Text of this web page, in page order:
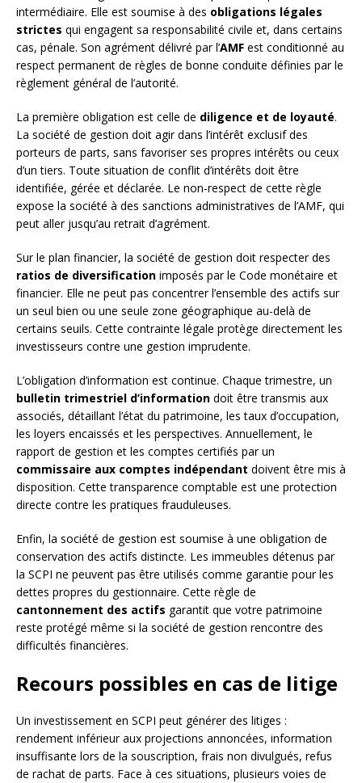
intermédiaire. Elle est soumise à des obligations légales
strictes qui engagent sa responsabilité civile et, dans certains
cas, pénale. Son agrément délivré par l’AMF est conditionné au
respect permanent de règles de bonne conduite définies par le
règlement général de l’autorité.
La première obligation est celle de diligence et de loyauté.
La société de gestion doit agir dans l’intérêt exclusif des
porteurs de parts, sans favoriser ses propres intérêts ou ceux
d’un tiers. Toute situation de conflit d’intérêts doit être
identifiée, gérée et déclarée. Le non-respect de cette règle
expose la société à des sanctions administratives de l’AMF, qui
peut aller jusqu’au retrait d’agrément.
Sur le plan financier, la société de gestion doit respecter des
ratios de diversification imposés par le Code monétaire et
financier. Elle ne peut pas concentrer l’ensemble des actifs sur
un seul bien ou une seule zone géographique au-delà de
certains seuils. Cette contrainte légale protège directement les
investisseurs contre une gestion imprudente.
L’obligation d’information est continue. Chaque trimestre, un
bulletin trimestriel d’information doit être transmis aux
associés, détaillant l’état du patrimoine, les taux d’occupation,
les loyers encaissés et les perspectives. Annuellement, le
rapport de gestion et les comptes certifiés par un
commissaire aux comptes indépendant doivent être mis à
disposition. Cette transparence comptable est une protection
directe contre les pratiques frauduleuses.
Enfin, la société de gestion est soumise à une obligation de
conservation des actifs distincte. Les immeubles détenus par
la SCPI ne peuvent pas être utilisés comme garantie pour les
dettes propres du gestionnaire. Cette règle de
cantonnement des actifs garantit que votre patrimoine
reste protégé même si la société de gestion rencontre des
difficultés financières.
Recours possibles en cas de litige
Un investissement en SCPI peut générer des litiges :
rendement inférieur aux projections annoncées, information
insuffisante lors de la souscription, frais non divulgués, refus
de rachat de parts. Face à ces situations, plusieurs voies de